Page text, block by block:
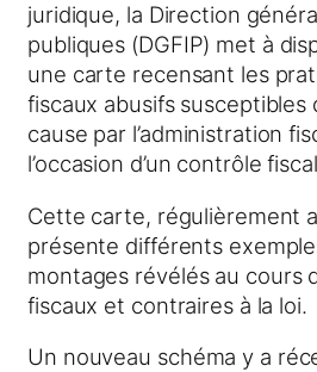
juridique, la Direction
publiques (DGFIP) met à
une carte recensant les
fiscaux abusifs susceptibles
cause par l’administration
l’occasion d’un contrôle
Cette carte, régulièrement
présente différents
montages révélés au cours
fiscaux et contraires à la loi.
Un nouveau schéma y a